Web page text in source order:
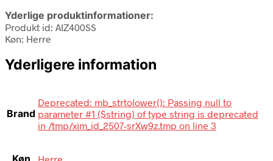
Yderlige produktinformationer:
Produkt id: AIZ400SS
Køn: Herre
Yderligere information
Brand
Deprecated: mb_strtolower(): Passing null to
parameter #1 ($string) of type string is deprecated
in /tmp/xim_id_2507-srXw9z.tmp on line 3